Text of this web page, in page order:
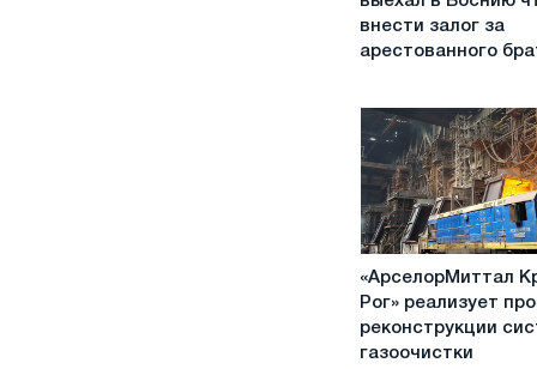
Боснию
внести
залог
за
арестованного
брата
внести залог за
арестованного
«АрселорМиттал
Кривой
реализует
«АрселорМиттал
Рог» реализует
реконструкции
газоочистки